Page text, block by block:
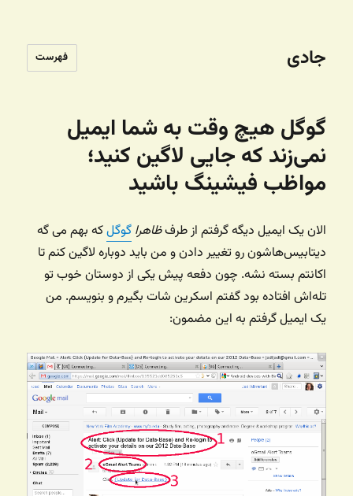
جادی فهرست
گوگل هیچ وقت به شما ایمیل
نمی‌زند که جایی لاگین کنید؛
مواظب فیشینگ باشید
الان یک ایمیل دیگه گرفتم از طرفظاهرا گوگلکه بهم می گه
دیتابیس‌هاشون رو تغییر دادن و من باید دوباره لاگین کنم تا
اکانتم بسته نشه. چون دفعه پیش یکی از دوستان خوب تو
تله‌اش افتاده بود گفتم اسکرین شات بگیرم و بنویسم. من
یک ایمیل گرفتم به این مضمون: